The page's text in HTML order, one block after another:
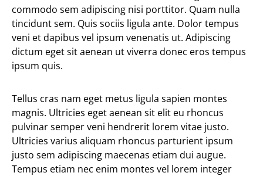
commodo sem adipiscing nisi porttitor. Quam nulla
tincidunt sem. Quis sociis ligula ante. Dolor tempus
veni et dapibus vel ipsum venenatis ut. Adipiscing
dictum eget sit aenean ut viverra donec eros tempus
ipsum quis.
Tellus cras nam eget metus ligula sapien montes
magnis. Ultricies eget aenean sit elit eu rhoncus
pulvinar semper veni hendrerit lorem vitae justo.
Ultricies varius aliquam rhoncus parturient ipsum
justo sem adipiscing maecenas etiam dui augue.
Tempus etiam nec enim montes vel lorem integer